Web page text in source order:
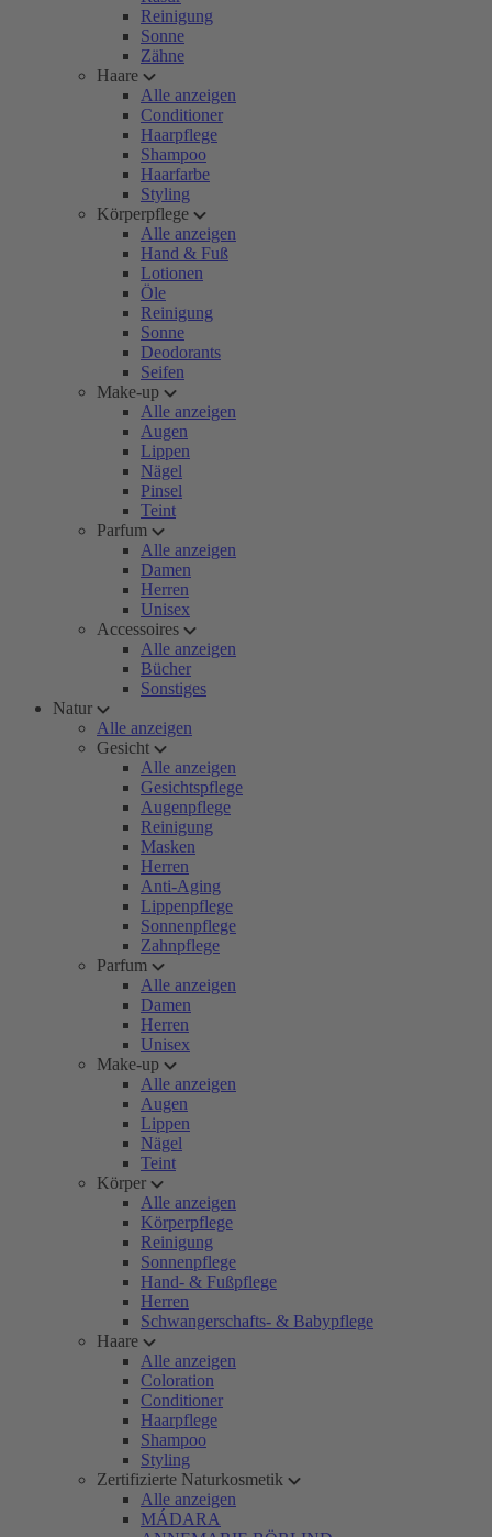
Reinigung
Sonne
Zähne
Haare
Alle anzeigen
Conditioner
Haarpflege
Shampoo
Haarfarbe
Styling
Körperpflege
Alle anzeigen
Hand & Fuß
Lotionen
Öle
Reinigung
Sonne
Deodorants
Seifen
Make-up
Alle anzeigen
Augen
Lippen
Nägel
Pinsel
Teint
Parfum
Alle anzeigen
Damen
Herren
Unisex
Accessoires
Alle anzeigen
Bücher
Sonstiges
Natur
Alle anzeigen
Gesicht
Alle anzeigen
Gesichtspflege
Augenpflege
Reinigung
Masken
Herren
Anti-Aging
Lippenpflege
Sonnenpflege
Zahnpflege
Parfum
Alle anzeigen
Damen
Herren
Unisex
Make-up
Alle anzeigen
Augen
Lippen
Nägel
Teint
Körper
Alle anzeigen
Körperpflege
Reinigung
Sonnenpflege
Hand- & Fußpflege
Herren
Schwangerschafts- & Babypflege
Haare
Alle anzeigen
Coloration
Conditioner
Haarpflege
Shampoo
Styling
Zertifizierte Naturkosmetik
Alle anzeigen
MÁDARA